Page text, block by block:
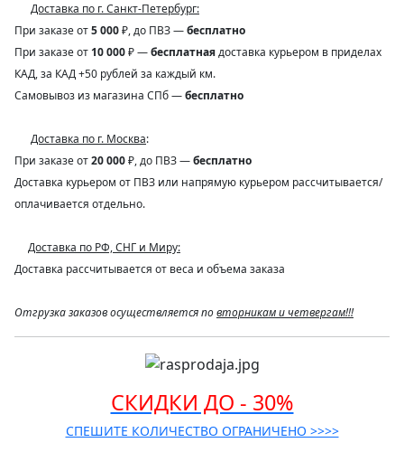
Доставка по г. Санкт-Петербург:
При заказе от5 000₽, до ПВЗ —бесплатно
При заказе от 10 000₽ —бесплатнаядоставка курьером в приделах
КАД, за КАД +50 рублей за каждый км.
Самовывоз из магазина СПб —бесплатно
Доставка по г. Москва:
При заказе от20 000₽, до ПВЗ —бесплатно
Доставка курьером от ПВЗ или напрямую курьером рассчитывается/
оплачивается отдельно.
Доставка по РФ, СНГ и Миру:
Доставка рассчитывается от веса и объема заказа
Отгрузка заказов осуществляется повторникам и четвергам!!!
СКИДКИ ДО - 30%
СПЕШИТЕ КОЛИЧЕСТВО ОГРАНИЧЕНО >>>>